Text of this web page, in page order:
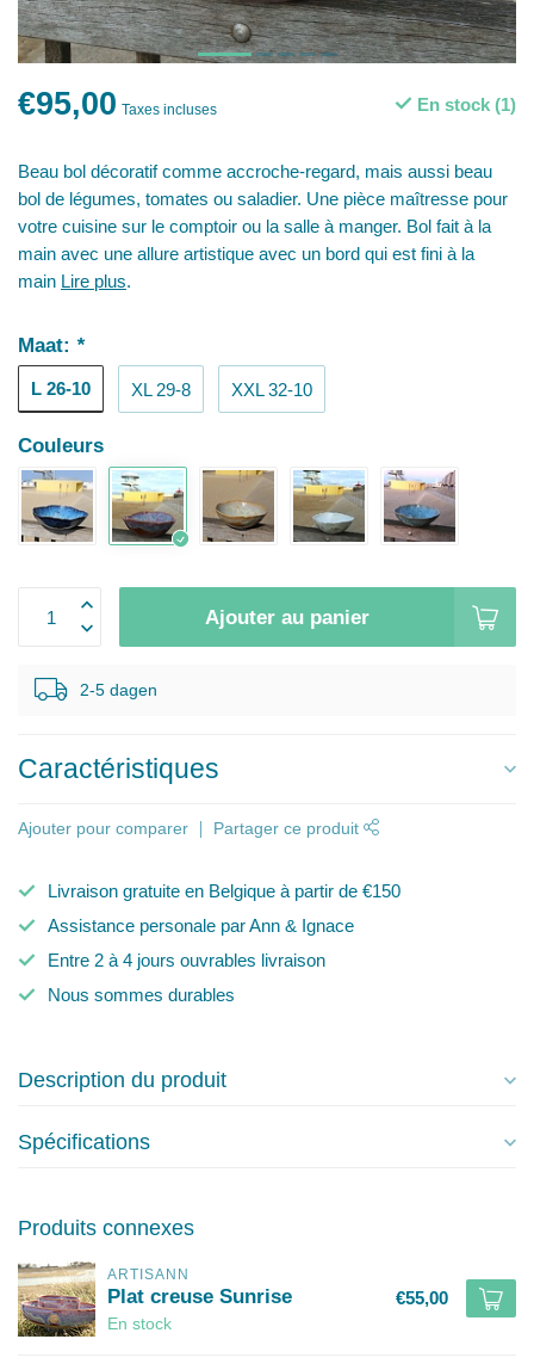
€95,00 Taxes incluses En stock (1)
Beau bol décoratif comme accroche-regard, mais aussi beau
bol de légumes, tomates ou saladier. Une pièce maîtresse pour
votre cuisine sur le comptoir ou la salle à manger. Bol fait à la
main avec une allure artistique avec un bord qui est fini à la
main Lire plus.
Maat: *
L 26-10 XL 29-8 XXL 32-10
Couleurs
Ajouter au panier
2-5 dagen
Caractéristiques
Ajouter pour comparer Partager ce produit
Livraison gratuite en Belgique à partir de €150
Assistance personale par Ann & Ignace
Entre 2 à 4 jours ouvrables livraison
Nous sommes durables
Description du produit
Spécifications
Produits connexes
ARTISANN
Plat creuse Sunrise
En stock
€55,00